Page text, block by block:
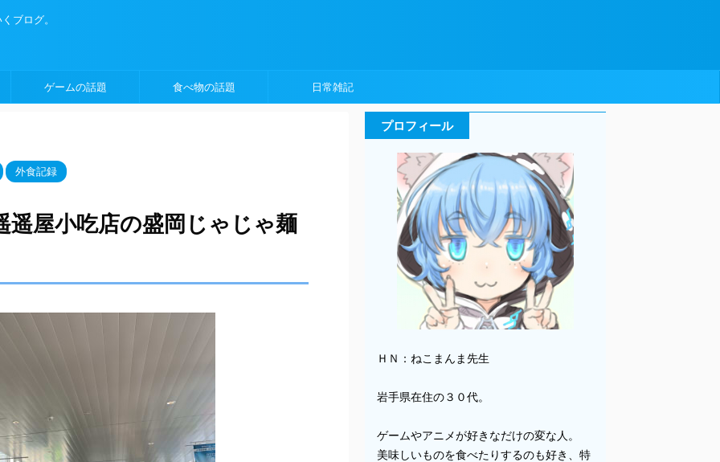
ブログ。
ゲームの話題 食べ物の話題 日常雑記
外食記録
屋小吃店の盛岡じゃじゃ麺
プロフィール
ＨＮ：ねこまんま先生
岩手県在住の３０代。
ゲームやアニメが好きなだけの変な人。
美味しいものを食べたりするのも好き、特